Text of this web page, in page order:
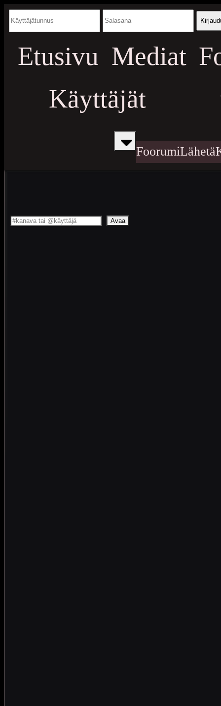
Etusivu Mediat
Käyttäjät
FoorumiLähetä